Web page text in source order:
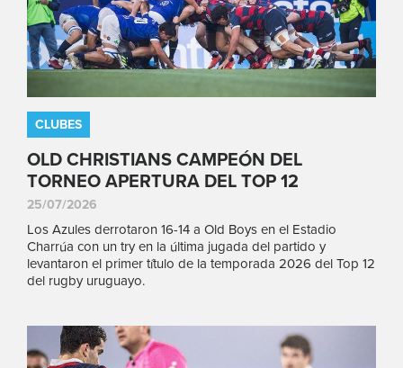
CLUBES
OLD CHRISTIANS CAMPEÓN DEL
TORNEO APERTURA DEL TOP 12
25/07/2026
Los Azules derrotaron 16-14 a Old Boys en el Estadio
Charrúa con un try en la última jugada del partido y
levantaron el primer título de la temporada 2026 del Top 12
del rugby uruguayo.